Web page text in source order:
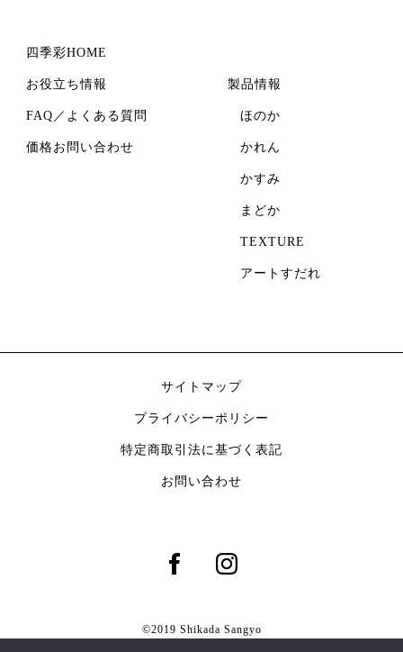
四季彩HOME
お役立ち情報
FAQ／よくある質問
価格お問い合わせ
製品情報
ほのか
かれん
かすみ
まどか
TEXTURE
アートすだれ
サイトマップ
プライバシーポリシー
特定商取引法に基づく表記
お問い合わせ
©2019 Shikada Sangyo